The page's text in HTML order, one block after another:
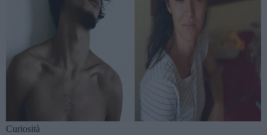
Curiosità